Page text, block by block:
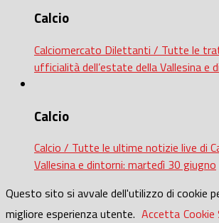
Calcio
Calciomercato Dilettanti / Tutte le
ufficialità dell’estate della Vallesina e
Calcio
Calcio / Tutte le ultime notizie live di
Vallesina e dintorni: martedì 30 giugno
Questo sito si avvale dell'utilizzo di cookie
migliore esperienza utente. Accetta